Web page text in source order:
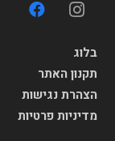
בלוג
תקנון האתר
הצהרת נגישות
מדיניות פרטיות